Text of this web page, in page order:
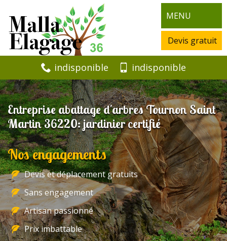
MENU
Devis gratuit
indisponible indisponible
Entreprise abattage d'arbres Tournon Saint
Martin 36220: jardinier certifié
Nos engagements
Devis et déplacement gratuits
Sans engagement
Artisan passionné
Prix imbattable